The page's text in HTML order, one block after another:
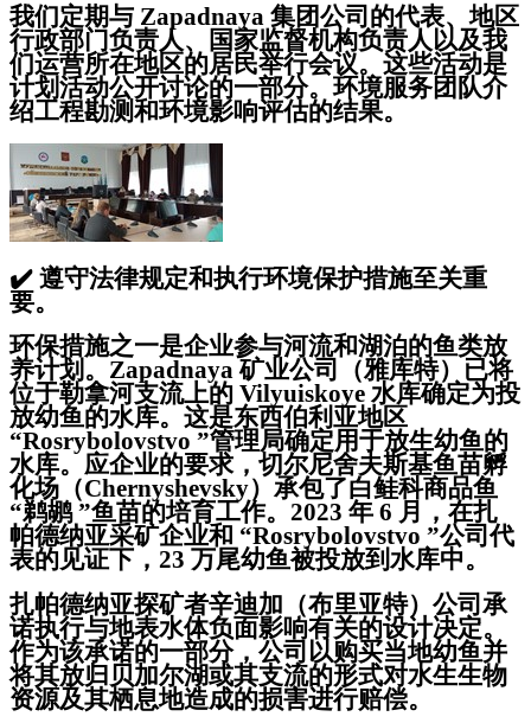
我们定期与 Zapadnaya 集团公司的代表、地区
行政部门负责人、国家监督机构负责人以及我
们运营所在地区的居民举行会议。这些活动是
计划活动公开讨论的一部分。环境服务团队介
绍工程勘测和环境影响评估的结果。
✔️ 遵守法律规定和执行环境保护措施至关重
要。
环保措施之一是企业参与河流和湖泊的鱼类放
养计划。Zapadnaya 矿业公司（雅库特）已将
位于勒拿河支流上的 Vilyuiskoye 水库确定为投
放幼鱼的水库。这是东西伯利亚地区
“Rosrybolovstvo ”管理局确定用于放生幼鱼的
水库。应企业的要求，切尔尼舍夫斯基鱼苗孵
化场（Chernyshevsky）承包了白鲑科商品鱼
“鹈鹕 ”鱼苗的培育工作。2023 年 6 月，在扎
帕德纳亚采矿企业和 “Rosrybolovstvo ”公司代
表的见证下，23 万尾幼鱼被投放到水库中。
扎帕德纳亚探矿者辛迪加（布里亚特）公司承
诺执行与地表水体负面影响有关的设计决定。
作为该承诺的一部分，公司以购买当地幼鱼并
将其放归贝加尔湖或其支流的形式对水生生物
资源及其栖息地造成的损害进行赔偿。